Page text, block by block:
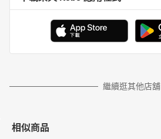
繼續逛其他店舖
相似商品